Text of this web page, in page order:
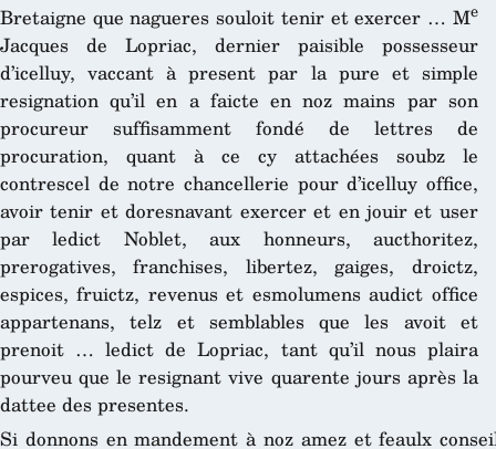
Bretaigne que nagueres souloit tenir et exercer … Me
Jacques de Lopriac, dernier paisible possesseur
d’icelluy, vaccant à present par la pure et simple
resignation qu’il en a faicte en noz mains par son
procureur suffisamment fondé de lettres de
procuration, quant à ce cy attachées soubz le
contrescel de notre chancellerie pour d’icelluy office,
avoir tenir et doresnavant exercer et en jouir et user
par ledict Noblet, aux honneurs, aucthoritez,
prerogatives, franchises, libertez, gaiges, droictz,
espices, fruictz, revenus et esmolumens audict office
appartenans, telz et semblables que les avoit et
prenoit … ledict de Lopriac, tant qu’il nous plaira
pourveu que le resignant vive quarente jours après la
dattee des presentes.
Si donnons en mandement à noz amez et feaulx